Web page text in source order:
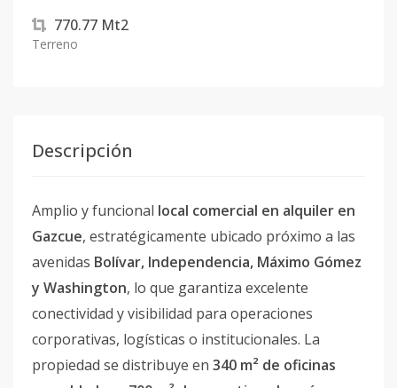
770.77 Mt2
Terreno
Descripción
Amplio y funcional local comercial en alquiler en
Gazcue, estratégicamente ubicado próximo a las
avenidas Bolívar, Independencia, Máximo Gómez
y Washington, lo que garantiza excelente
conectividad y visibilidad para operaciones
corporativas, logísticas o institucionales. La
propiedad se distribuye en 340 m² de oficinas